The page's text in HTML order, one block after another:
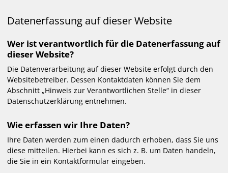
Datenerfassung auf dieser Website
Wer ist verantwortlich für die Datenerfassung auf
dieser Website?
Die Datenverarbeitung auf dieser Website erfolgt durch den
Websitebetreiber. Dessen Kontaktdaten können Sie dem
Abschnitt „Hinweis zur Verantwortlichen Stelle“ in dieser
Datenschutzerklärung entnehmen.
Wie erfassen wir Ihre Daten?
Ihre Daten werden zum einen dadurch erhoben, dass Sie uns
diese mitteilen. Hierbei kann es sich z. B. um Daten handeln,
die Sie in ein Kontaktformular eingeben.